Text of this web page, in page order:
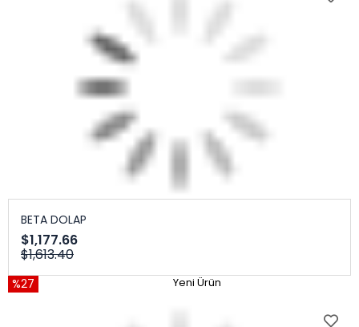
BETA DOLAP
$1,177.66
$1,613.40
%27 Yeni Ürün